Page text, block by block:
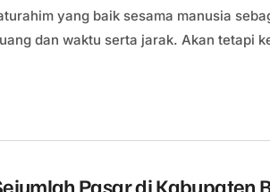
yang baik sesama manusia
dan waktu serta jarak. Akan tetapi
Pasar di Kabupaten